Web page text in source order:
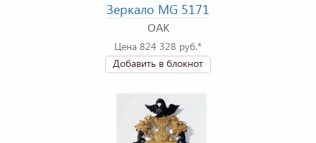
Зеркало MG 5171
OAK
Цена 824 328 руб.*
Добавить в блокнот